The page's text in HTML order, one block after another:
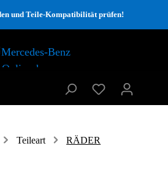
und Teile-Kompatibilität prüfen!
Teileart RÄDER